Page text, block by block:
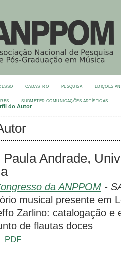
CADASTRO PESQUISA EDIÇÕES
SUBMETER COMUNICAÇÕES ARTÍSTICAS
do Autor
Andrade,
da ANPPOM-
musical presente em
Zarlino: catalogação e
de flautas doces
PDF